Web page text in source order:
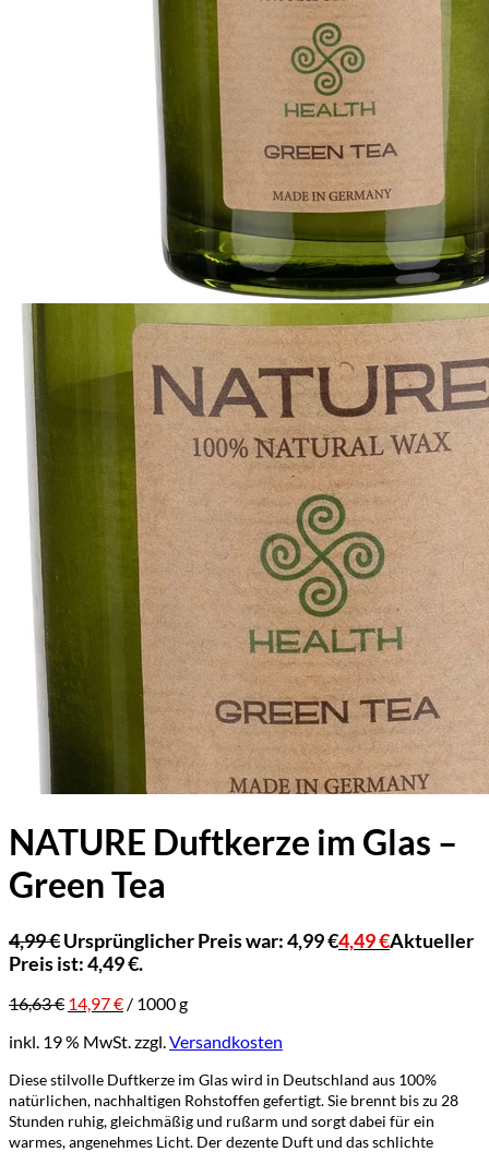
NATURE Duftkerze im Glas –
Green Tea
4,99€Ursprünglicher Preis war: 4,99 €4,49€Aktueller
Preis ist: 4,49 €.
16,63€ 14,97€ / 1000g
inkl. 19 % MwSt.zzgl.Versandkosten
Diese stilvolle Duftkerze im Glas wird in Deutschland aus 100%
natürlichen, nachhaltigen Rohstoffen gefertigt. Sie brennt bis zu 28
Stunden ruhig, gleichmäßig und rußarm und sorgt dabei für ein
warmes, angenehmes Licht. Der dezente Duft und das schlichte